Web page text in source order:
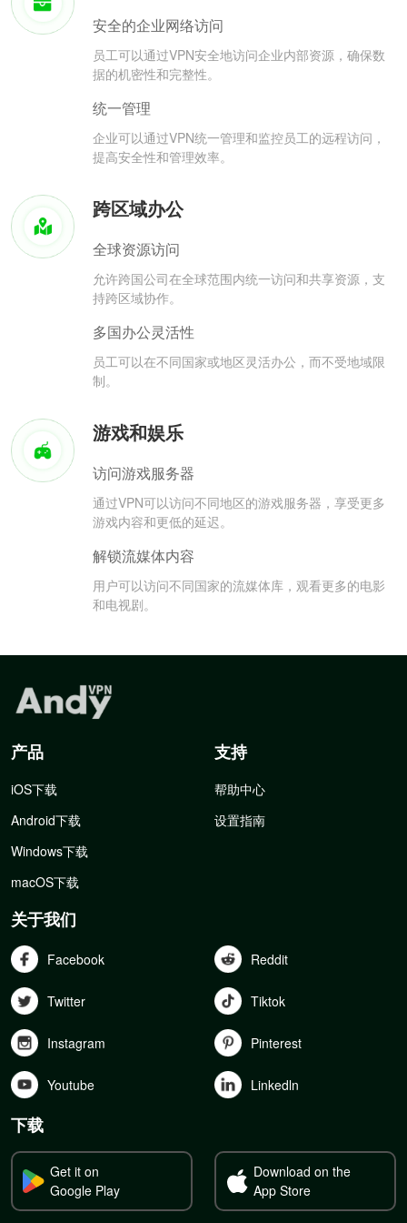
安全的企业网络访问
员工可以通过VPN安全地访问企业内部资源，确保数
据的机密性和完整性。
统一管理
企业可以通过VPN统一管理和监控员工的远程访问，
提高安全性和管理效率。
跨区域办公
全球资源访问
允许跨国公司在全球范围内统一访问和共享资源，支
持跨区域协作。
多国办公灵活性
员工可以在不同国家或地区灵活办公，而不受地域限
制。
游戏和娱乐
访问游戏服务器
通过VPN可以访问不同地区的游戏服务器，享受更多
游戏内容和更低的延迟。
解锁流媒体内容
用户可以访问不同国家的流媒体库，观看更多的电影
和电视剧。
产品
iOS下载
Android下载
Windows下载
macOS下载
支持
帮助中心
设置指南
关于我们
Facebook Reddit
Twitter Tiktok
Instagram Pinterest
Youtube Linkedln
下载
Get it on
Google Play
Download on the
App Store